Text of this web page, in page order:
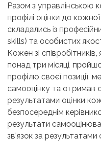
Разом з
профілі оцінки до кожної
складались із
skills) та особистих
Кожен зі
понад три місяці,
профілю своєї позиції,
самооцінку та отримав
результатами оцінки
безпосереднім
результати
зв’язок за